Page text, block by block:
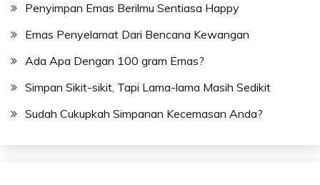
Penyimpan Emas Berilmu Sentiasa Happy
Emas Penyelamat Dari Bencana Kewangan
Ada Apa Dengan 100 gram Emas?
Simpan Sikit-sikit, Tapi Lama-lama Masih Sedikit
Sudah Cukupkah Simpanan Kecemasan Anda?